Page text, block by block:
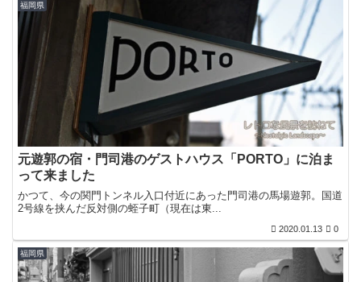
福岡県
元遊郭の宿・門司港のゲストハウス「PORTO」に泊ま
って来ました
かつて、今の関門トンネル入口付近にあった門司港の馬場遊郭。国道
2号線を挟んだ反対側の蛭子町（現在は東...
2020.01.13 0
福岡県